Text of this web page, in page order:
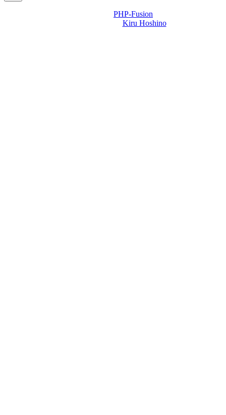
PHP-Fusion
Kiru Hoshino